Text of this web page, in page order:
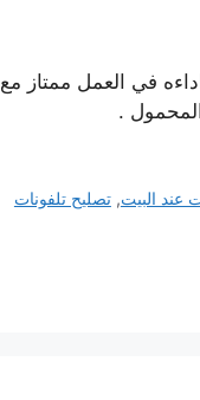
في العمل ممتاز مع
.
عند البيت,تصليح تلفونات